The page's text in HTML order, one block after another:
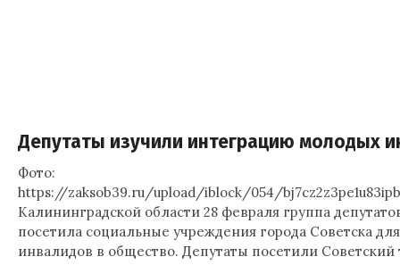
Депутаты изучили интеграцию молодых
Фото:
https://zaksob39.ru/upload/iblock/054/
Калининградской области 28 февраля группа
посетила социальные учреждения города Советска
инвалидов в общество. Депутаты посетили